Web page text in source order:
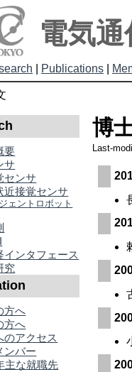
電気
Publications
要
サ
センサ
近接覚センサ
ェントロボット
インタフェース
究
方へ
方へ
のアクセス
ンバー
主な就職先
博
Last-